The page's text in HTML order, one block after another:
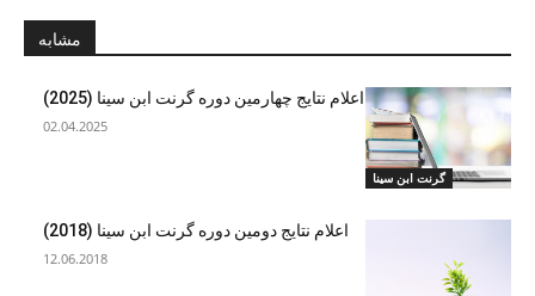
مشابه
گرنت ابن‌ سینا
اعلام نتایج چهارمین دوره گرنت ابن سینا (2025)
02.04.2025
اعلام نتایج دومین دوره گرنت ابن سینا (2018)
12.06.2018